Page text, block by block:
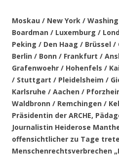
Moskau / New York /
Boardman / Luxemburg /
Peking / Den Haag / Brüssel
Berlin / Bonn / Frankfurt /
Grafenwoehr / Hohenfels /
/ Stuttgart / Pleidelsheim /
Karlsruhe / Aachen /
Waldbronn / Remchingen /
Präsidentin der ARCHE,
Journalistin Heiderose
offensichtlicher zu Tage
Menschenrechtsverbrechen